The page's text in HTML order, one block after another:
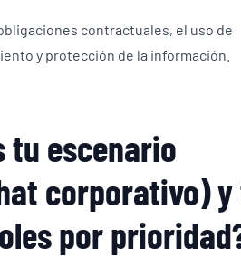
contractuales, el uso de
y protección de la información.
tu escenario
corporativo)
por